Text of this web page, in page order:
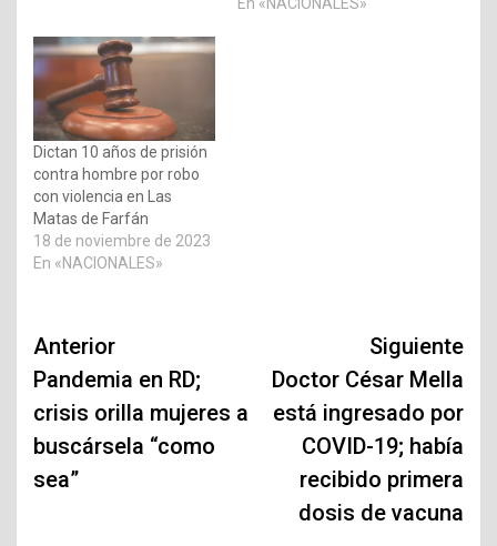
En «NACIONALES»
Dictan 10 años de prisión
contra hombre por robo
con violencia en Las
Matas de Farfán
18 de noviembre de 2023
En «NACIONALES»
Navegación
de
entradas
Anterior
Pandemia en RD;
crisis orilla mujeres a
buscársela “como
sea”
Siguiente
Doctor César Mella
está ingresado por
COVID-19; había
recibido primera
dosis de vacuna